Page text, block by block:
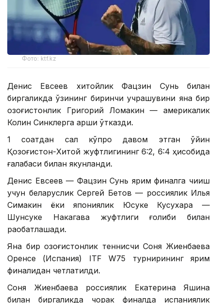
Фото: ktf.kz
Денис Евсеев хитойлик Фацзин Сунь билан
биргаликда ўзининг биринчи учрашувини яна бир
қозоғистонлик Григорий Ломакин — америкалик
Колин Синклерга қарши ўтказди.
1 соатдан сал кўпроқ давом этган ўйин
Қозоғистон-Хитой жуфтлигининг 6:2, 6:4 ҳисобида
ғалабаси билан якунланди.
Денис Евсеев — Фацзин Сунь ярим финалга чиқиш
учун беларуслик Сергей Бетов — россиялик Илья
Симакин ёки япониялик Юсуке Кусухара —
Шунсуке Накагава жуфтлиги ғолиби билан
рақобатлашади.
Яна бир қозоғистонлик теннисчи Соня Жиенбаева
Оренсе (Испания) ITF W75 турнирининг ярим
финалидан четлатилди.
Соня Жиенбаева россиялик Екатерина Яшина
билан биргаликда чорак финалда испаниялик